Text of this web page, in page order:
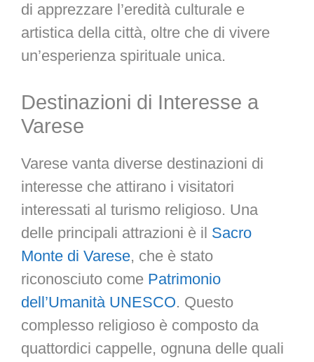
di apprezzare l’eredità culturale e
artistica della città, oltre che di vivere
un’esperienza spirituale unica.
Destinazioni di Interesse a
Varese
Varese vanta diverse destinazioni di
interesse che attirano i visitatori
interessati al turismo religioso. Una
delle principali attrazioni è il Sacro
Monte di Varese, che è stato
riconosciuto come Patrimonio
dell’Umanità UNESCO. Questo
complesso religioso è composto da
quattordici cappelle, ognuna delle quali